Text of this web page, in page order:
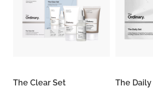
The Clear Set The Daily